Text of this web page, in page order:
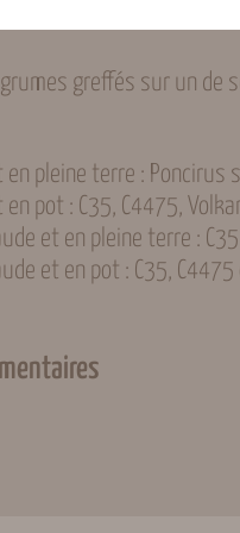
greffés sur un
en pleine terre : Poncirus
en pot : C35, C4475,
et en pleine terre :
et en pot : C35,